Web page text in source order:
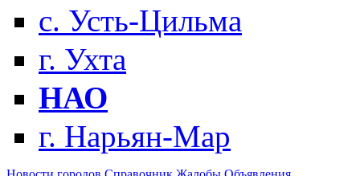
с. Усть-Цильма
г. Ухта
НАО
г. Нарьян-Мар